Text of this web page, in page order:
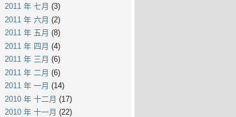
2011 年 七月 (3)
2011 年 六月 (2)
2011 年 五月 (8)
2011 年 四月 (4)
2011 年 三月 (6)
2011 年 二月 (6)
2011 年 一月 (14)
2010 年 十二月 (17)
2010 年 十一月 (22)